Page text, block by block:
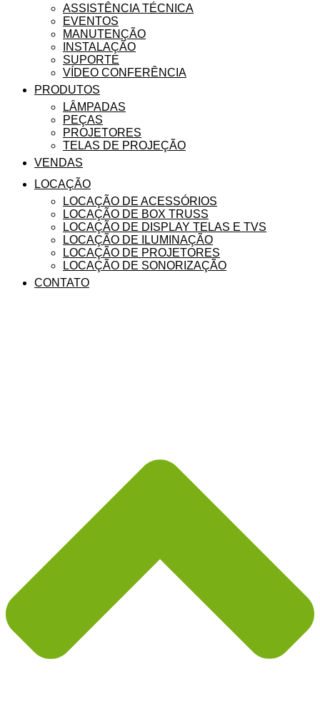
ASSISTÊNCIA TÉCNICA
EVENTOS
MANUTENÇÃO
INSTALAÇÃO
SUPORTE
VÍDEO CONFERÊNCIA
PRODUTOS
LÂMPADAS
PEÇAS
PROJETORES
TELAS DE PROJEÇÃO
VENDAS
LOCAÇÃO
LOCAÇÃO DE ACESSÓRIOS
LOCAÇÃO DE BOX TRUSS
LOCAÇÃO DE DISPLAY TELAS E TVS
LOCAÇÃO DE ILUMINAÇÃO
LOCAÇÃO DE PROJETORES
LOCAÇÃO DE SONORIZAÇÃO
CONTATO